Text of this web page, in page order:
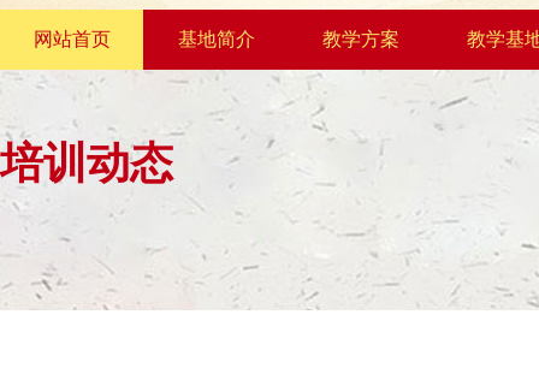
网站首页 基地简介 教学方案 教学基
培训动态